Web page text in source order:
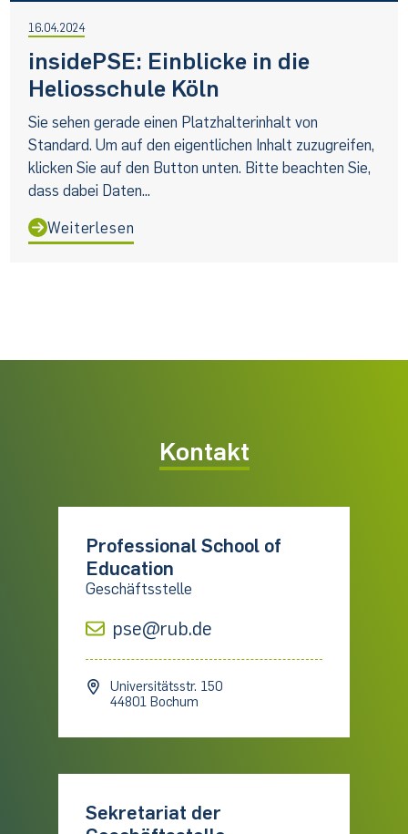
16.04.2024
insidePSE: Einblicke in die
Heliosschule Köln
Sie sehen gerade einen Platzhalterinhalt von
Standard. Um auf den eigentlichen Inhalt zuzugreifen,
klicken Sie auf den Button unten. Bitte beachten Sie,
dass dabei Daten...
Weiterlesen
Kontakt
Professional School of
Education
Geschäftsstelle
pse@rub.de
Universitätsstr. 150
44801 Bochum
Sekretariat der